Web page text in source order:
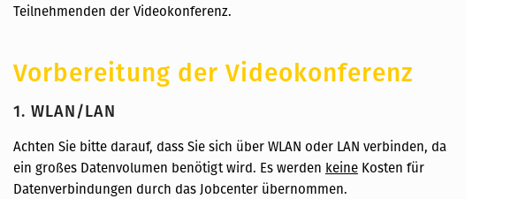
Teilnehmenden der Videokonferenz.
Vorbereitung der Videokonferenz
1. WLAN/LAN
Achten Sie bitte darauf, dass Sie sich über WLAN oder LAN verbinden, da
ein großes Datenvolumen benötigt wird. Es werden keineKosten für
Datenverbindungen durch das Jobcenter übernommen.